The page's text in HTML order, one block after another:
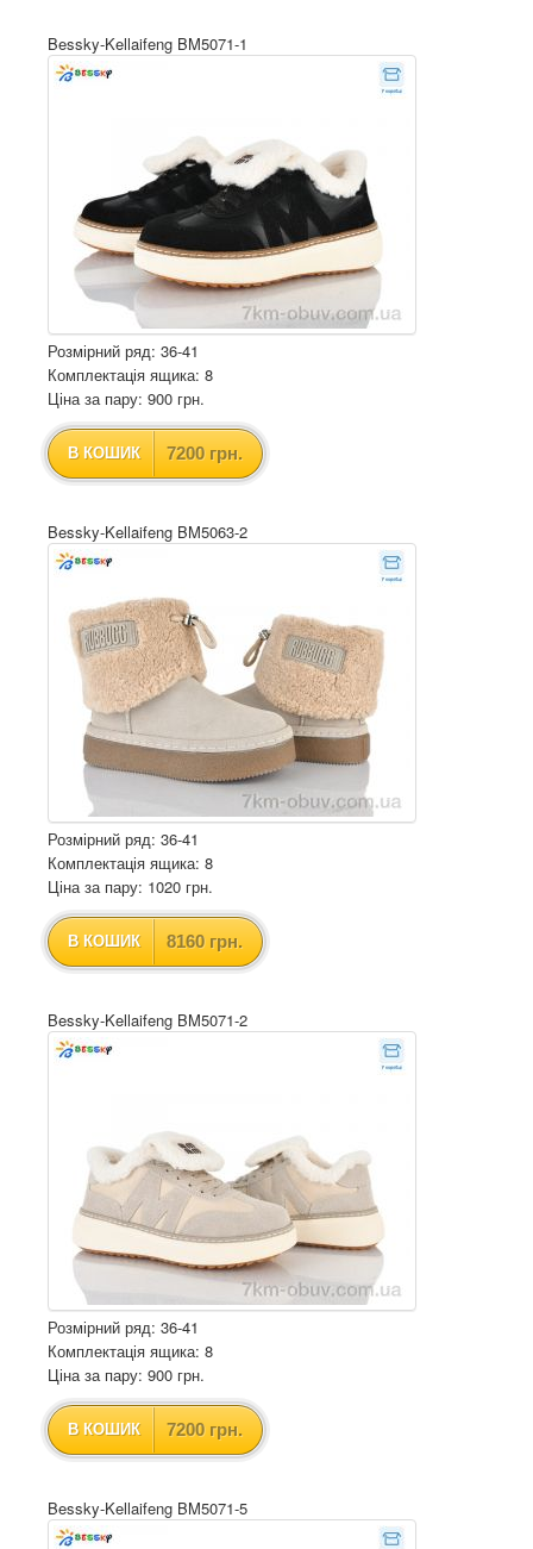
Bessky-Kellaifeng BM5071-1
Розмірний ряд: 36-41
Комплектація ящика: 8
Ціна за пару: 900 грн.
В КОШИК 7200 грн.
Bessky-Kellaifeng BM5063-2
Розмірний ряд: 36-41
Комплектація ящика: 8
Ціна за пару: 1020 грн.
В КОШИК 8160 грн.
Bessky-Kellaifeng BM5071-2
Розмірний ряд: 36-41
Комплектація ящика: 8
Ціна за пару: 900 грн.
В КОШИК 7200 грн.
Bessky-Kellaifeng BM5071-5